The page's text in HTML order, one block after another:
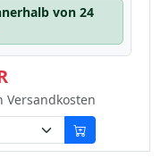
von 24
Versandkosten